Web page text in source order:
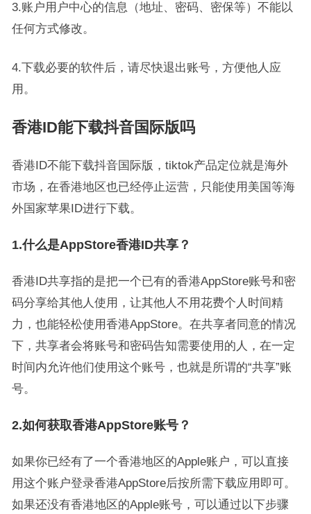
3.账户用户中心的信息（地址、密码、密保等）不能以
任何方式修改。
4.下载必要的软件后，请尽快退出账号，方便他人应
用。
香港ID能下载抖音国际版吗
香港ID不能下载抖音国际版，tiktok产品定位就是海外
市场，在香港地区也已经停止运营，只能使用美国等海
外国家苹果ID进行下载。
1.什么是AppStore香港ID共享？
香港ID共享指的是把一个已有的香港AppStore账号和密
码分享给其他人使用，让其他人不用花费个人时间精
力，也能轻松使用香港AppStore。在共享者同意的情况
下，共享者会将账号和密码告知需要使用的人，在一定
时间内允许他们使用这个账号，也就是所谓的“共享”账
号。
2.如何获取香港AppStore账号？
如果你已经有了一个香港地区的Apple账户，可以直接
用这个账户登录香港AppStore后按所需下载应用即可。
如果还没有香港地区的Apple账号，可以通过以下步骤